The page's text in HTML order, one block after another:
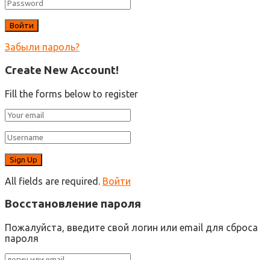
Забыли пароль?
Create New Account!
Fill the forms below to register
All fields are required. Войти
Восстановление пароля
Пожалуйста, введите свой логин или email для сброса
пароля